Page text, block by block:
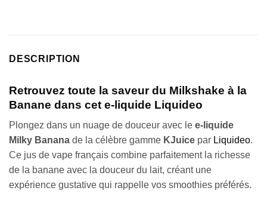
DESCRIPTION
Retrouvez toute la saveur du Milkshake à la
Banane dans cet e-liquide Liquideo
Plongez dans un nuage de douceur avec le e-liquide
Milky Banana de la célèbre gamme KJuice par Liquideo.
Ce jus de vape français combine parfaitement la richesse
de la banane avec la douceur du lait, créant une
expérience gustative qui rappelle vos smoothies préférés.